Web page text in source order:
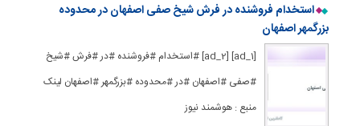
استخدام فروشنده در فرش شیخ صفی اصفهان در محدوده
بزرگمهر اصفهان
[ad_1] [ad_2] #استخدام #فروشنده #در #فرش #شیخ
#صفی #اصفهان #در #محدوده #بزرگمهر #اصفهان لینک
منبع : هوشمند نیوز